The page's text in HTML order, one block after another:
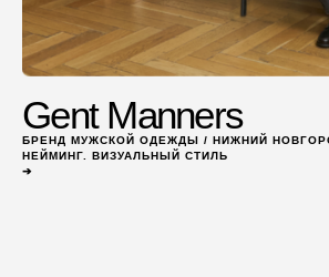
Gent Manners
БРЕНД МУЖСКОЙ ОДЕЖДЫ / НИЖНИЙ
НЕЙМИНГ. ВИЗУАЛЬНЫЙ СТИЛЬ
➔